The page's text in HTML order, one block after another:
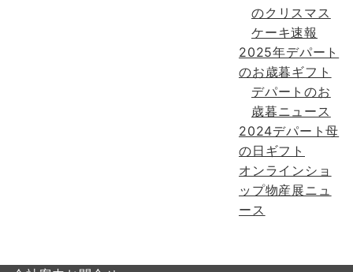
のクリスマス
ケーキ速報
2025年デパート
のお歳暮ギフト
デパートのお
歳暮ニュース
2024デパート母
の日ギフト
オンラインショ
ップ物産展ニュ
ース